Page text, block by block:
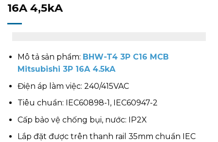
16A 4,5kA
Mô tả sản phẩm: BHW-T4 3P C16 MCB
Mitsubishi 3P 16A 4.5kA
Điện áp làm việc: 240/415VAC
Tiêu chuẩn: IEC60898-1, IEC60947-2
Cấp bảo vệ chống bụi, nước: IP2X
Lắp đặt được trên thanh rail 35mm chuẩn IEC